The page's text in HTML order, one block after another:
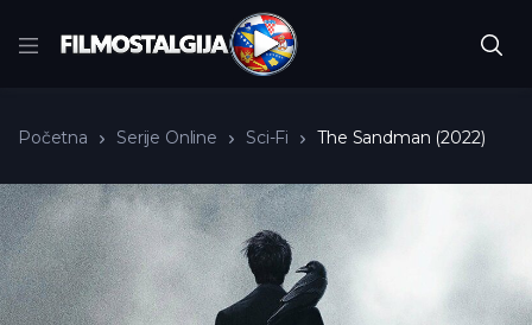
Početna Serije Online Sci-Fi The Sandman (2022)